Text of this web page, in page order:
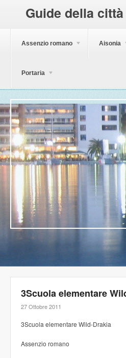
Guide della città
Assenzio romano Aisonia
Portaria
3Scuola elementare
27 Ottobre 2011
3Scuola elementare Wild-Drakia
Assenzio romano